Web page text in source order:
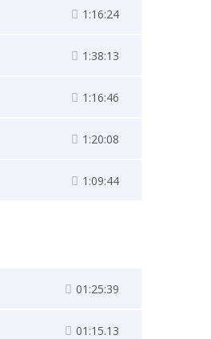
1:16:24
1:38:13
1:16:46
1:20:08
1:09:44
01:25:39
01:15.13